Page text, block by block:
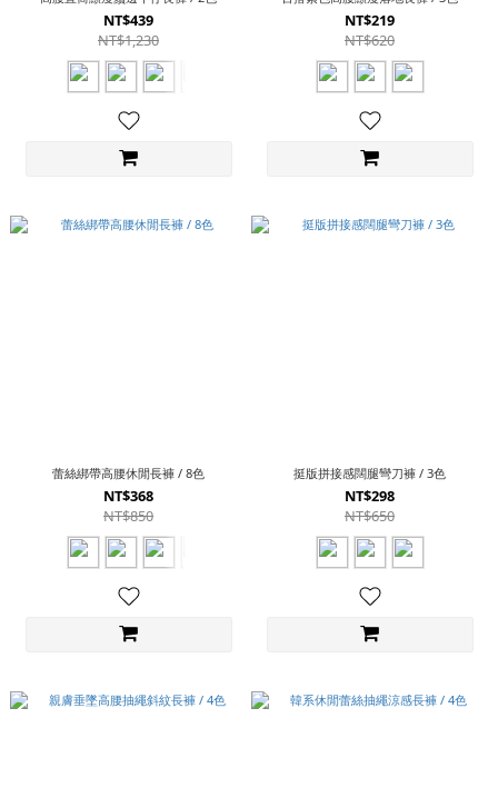
NT$439
NT$1,230
NT$219
NT$620
蕾絲綁帶高腰休閒長褲 / 8色
NT$368
NT$850
挺版拼接感闊腿彎刀褲 / 3色
NT$298
NT$650